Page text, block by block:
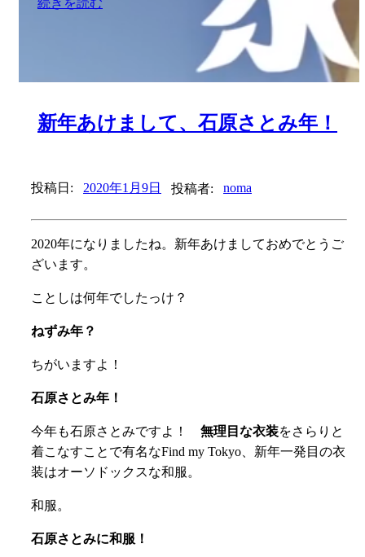
続きを読む
新年あけまして、石原さとみ年！
投稿日: 2020年1月9日 投稿者: noma
2020年になりましたね。新年あけましておめでとうご
ざいます。
ことしは何年でしたっけ？
ねずみ年？
ちがいますよ！
石原さとみ年！
今年も石原さとみですよ！ 無理目な衣装をさらりと
着こなすことで有名なFind my Tokyo、新年一発目の衣
装はオーソドックスな和服。
和服。
石原さとみに和服！